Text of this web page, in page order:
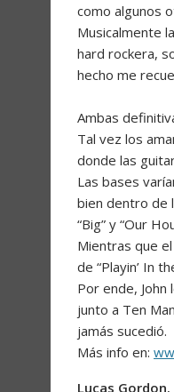
como algunos
Musicalmente
hard rockera,
hecho me
Ambas
Tal vez los
donde las
Las bases
bien dentro de
“Big” y “Our
Mientras que
de “Playin’ In
Por ende,
junto a Ten
jamás sucedió.
Más info en:
Lucas Gordon.